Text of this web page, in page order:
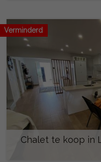
Verminderd
Chalet te koop in